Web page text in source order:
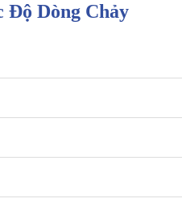
Độ Dòng Chảy